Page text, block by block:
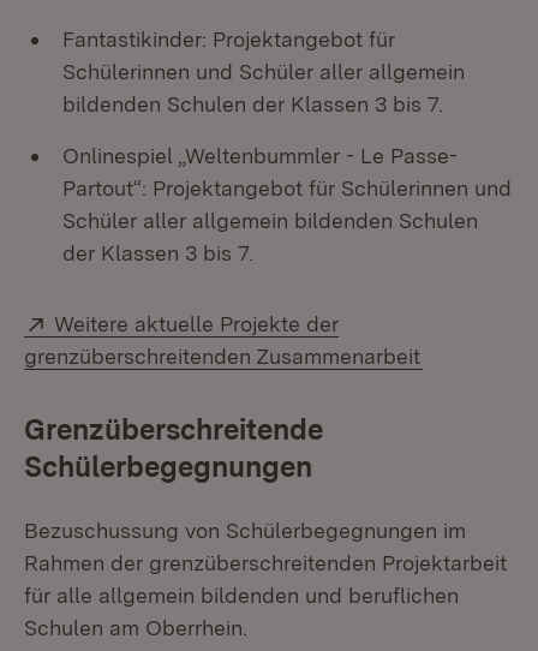
Fantastikinder: Projektangebot für
Schülerinnen und Schüler aller allgemein
bildenden Schulen der Klassen 3 bis 7.
Onlinespiel „Weltenbummler - Le Passe-
Partout“: Projektangebot für Schülerinnen und
Schüler aller allgemein bildenden Schulen
der Klassen 3 bis 7.
Extern:
Weitere aktuelle Projekte der
grenzüberschreitenden Zusammenarbeit
Grenzüberschreitende
Schülerbegegnungen
Bezuschussung von Schülerbegegnungen im
Rahmen der grenzüberschreitenden Projektarbeit
für alle allgemein bildenden und beruflichen
Schulen am Oberrhein.